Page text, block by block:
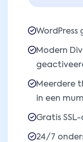
WordPress
Modern
Meerdere
in een
Gratis
24/7